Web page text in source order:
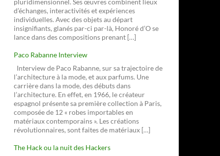
pluridimensionnel. Ses œuvres combinent lieux
d’échanges, interactivités et expériences
individuelles. Avec des objets au départ
insignifiants, glanés par-ci par-là, Honoré d’O se
lance dans des compositions prenant […]
Paco Rabanne Interview
Interview de Paco Rabanne, sur sa trajectoire de
l’architecture à la mode, et aux parfums. Une
carrière dans la mode, des débuts dans
l’architecture. En effet, en 1966, le créateur
espagnol présente sa première collection à Paris,
composée de 12 « robes importables en
matériaux contemporains ». Les créations
révolutionnaires, sont faites de matériaux […]
The Hack ou la nuit des Hackers